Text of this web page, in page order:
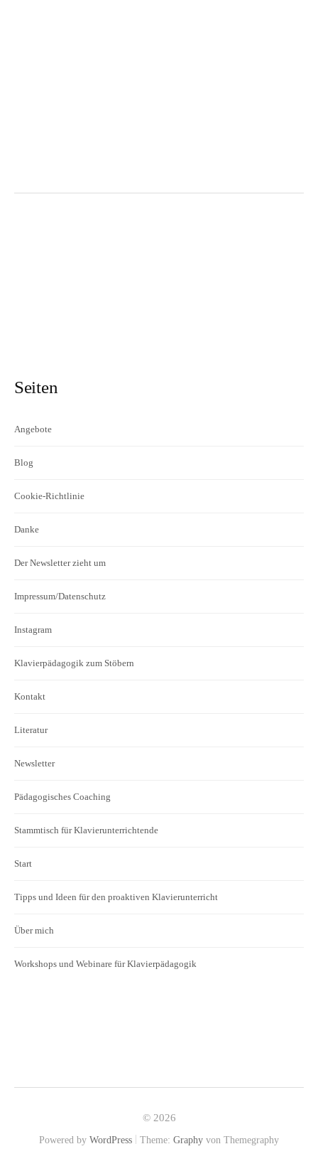
Seiten
Angebote
Blog
Cookie-Richtlinie
Danke
Der Newsletter zieht um
Impressum/Datenschutz
Instagram
Klavierpädagogik zum Stöbern
Kontakt
Literatur
Newsletter
Pädagogisches Coaching
Stammtisch für Klavierunterrichtende
Start
Tipps und Ideen für den proaktiven Klavierunterricht
Über mich
Workshops und Webinare für Klavierpädagogik
© 2026
Powered by WordPress Theme: Graphy von Themegraphy